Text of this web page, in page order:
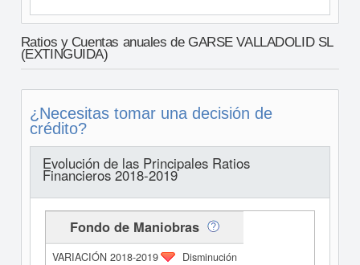
Ratios y Cuentas anuales de GARSE VALLADOLID SL
(EXTINGUIDA)
¿Necesitas tomar una decisión de
crédito?
Evolución de las Principales Ratios
Financieros 2018-2019
Fondo de Maniobras
Disminución